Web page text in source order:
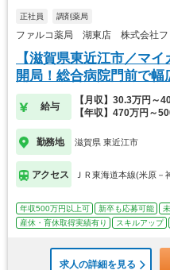
正社員 調剤薬局
ファルコ薬局 湖東店 株式会社フ
【滋賀県東近江市／マ
開局！総合病院門前で幅
給与
【月収】30.3万円～
【年収】470万円～
勤務地 滋賀県 東近江市
アクセス ＪＲ東海道本線(米原－
年収500万円以上可 新卒も応募可能
産休・育休取得実績有り
スキルアップ
求人の詳細を見る